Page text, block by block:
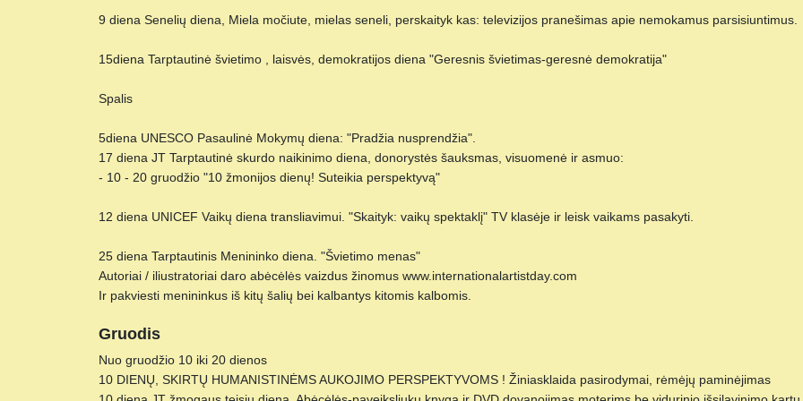
9 diena Senelių diena, Miela močiute, mielas seneli, perskaityk kas: televizijos pranešimas apie nemokamus parsisiuntimus.
15diena Tarptautinė švietimo , laisvės, demokratijos diena "Geresnis švietimas-geresnė demokratija"
Spalis
5diena UNESCO Pasaulinė Mokymų diena: "Pradžia nusprendžia".
17 diena JT Tarptautinė skurdo naikinimo diena, donorystės šauksmas, visuomenė ir asmuo:
- 10 - 20 gruodžio "10 žmonijos dienų! Suteikia perspektyvą"
12 diena UNICEF Vaikų diena transliavimui. "Skaityk: vaikų spektaklį" TV klasėje ir leisk vaikams pasakyti.
25 diena Tarptautinis Menininko diena. "Švietimo menas"
Autoriai / iliustratoriai daro abėcėlės vaizdus žinomus www.internationalartistday.com
Ir pakviesti menininkus iš kitų šalių bei kalbantys kitomis kalbomis.
Gruodis
Nuo gruodžio 10 iki 20 dienos
10 DIENŲ, SKIRTŲ HUMANISTINĖMS AUKOJIMO PERSPEKTYVOMS ! Žiniasklaida pasirodymai, rėmėjų paminėjimas